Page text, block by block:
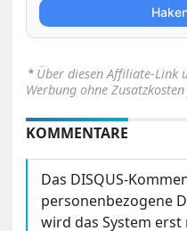
⋆ Über diesen Affiliate-Link
Werbung ohne
KOMMENTARE
Das DISQUS-
personenbezogene
wird das System